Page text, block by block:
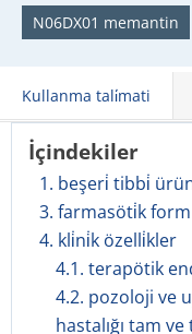
N06DX01 memantin
Kullanma tali̇mati
İçindekiler
1. beşeri̇ tibbi̇
3. farmasöti̇k form
4. kli̇ni̇k özelli̇kler
4.1. terapötik
4.2. pozoloji ve
hastalığı tam